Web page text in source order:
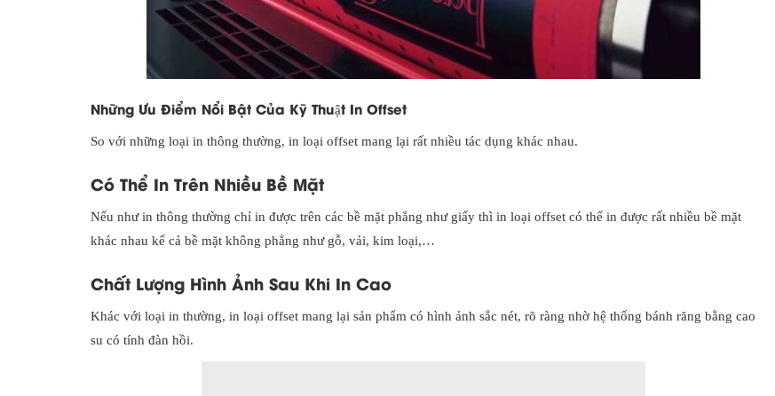
Những Ưu Điểm Nổi Bật Của Kỹ Thuật In Offset
So với những loại in thông thường, in loại offset mang lại rất nhiều tác dụng khác nhau.
Có Thể In Trên Nhiều Bề Mặt
Nếu như in thông thường chỉ in được trên các bề mặt phẳng như giấy thì in loại offset có thể in được rất nhiều bề mặt
khác nhau kể cả bề mặt không phẳng như gỗ, vải, kim loại,…
Chất Lượng Hình Ảnh Sau Khi In Cao
Khác với loại in thường, in loại offset mang lại sản phẩm có hình ảnh sắc nét, rõ ràng nhờ hệ thống bánh răng bằng cao
su có tính đàn hồi.